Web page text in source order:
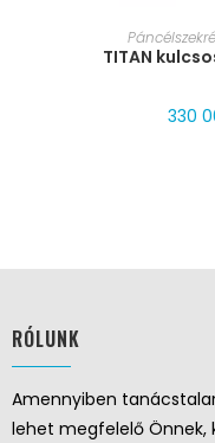
TITAN
330
RÓLUNK
Amennyiben
lehet megfelelő Önnek,